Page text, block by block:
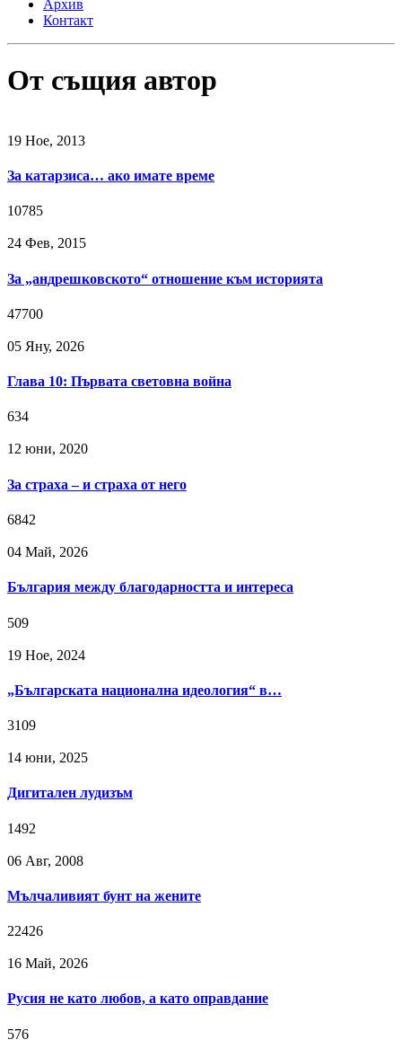
Архив
Контакт
От същия автор
19 Ное, 2013
За катарзиса… ако имате време
10785
24 Фев, 2015
За „андрешковското“ отношение към историята
47700
05 Яну, 2026
Глава 10: Първата световна война
634
12 юни, 2020
За страха – и страха от него
6842
04 Май, 2026
България между благодарността и интереса
509
19 Ное, 2024
„Българската национална идеология“ в…
3109
14 юни, 2025
Дигитален лудизъм
1492
06 Авг, 2008
Мълчаливият бунт на жените
22426
16 Май, 2026
Русия не като любов, а като оправдание
576